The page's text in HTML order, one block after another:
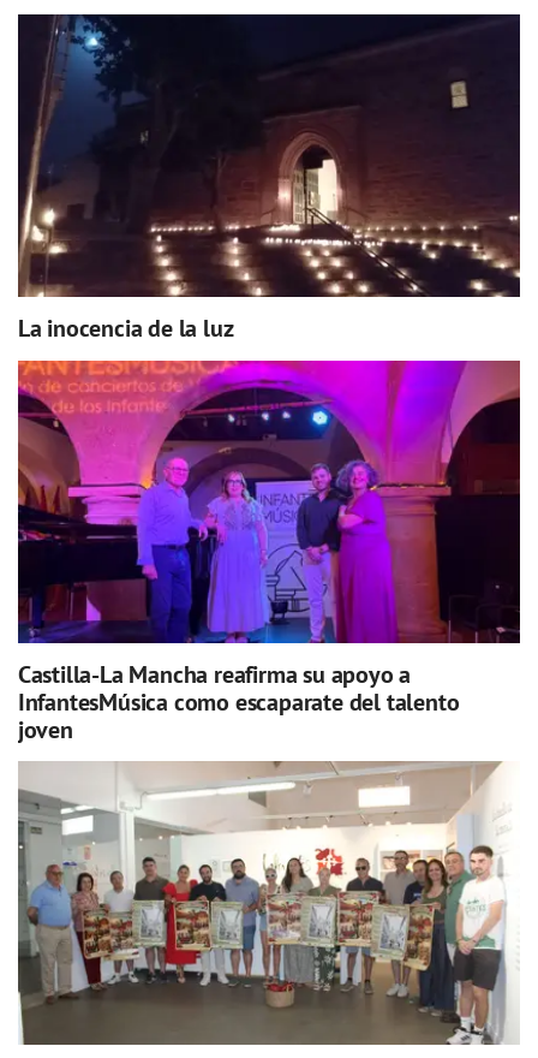
La inocencia de la luz
Castilla-La Mancha reafirma su apoyo a
InfantesMúsica como escaparate del talento
joven